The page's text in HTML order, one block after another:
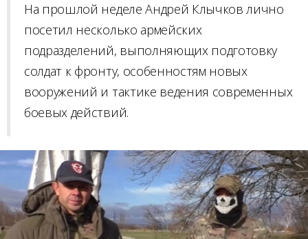
На прошлой неделе Андрей Клычков лично
посетил несколько армейских
подразделений, выполняющих подготовку
солдат к фронту, особенностям новых
вооружений и тактике ведения современных
боевых действий.